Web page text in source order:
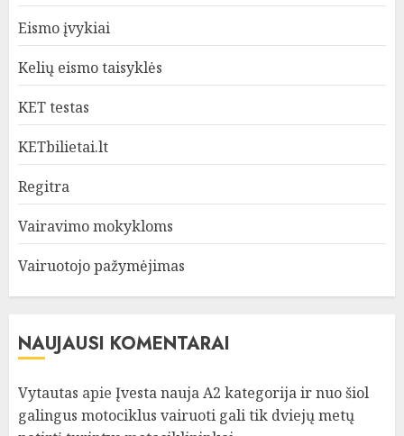
Eismo įvykiai
Kelių eismo taisyklės
KET testas
KETbilietai.lt
Regitra
Vairavimo mokykloms
Vairuotojo pažymėjimas
NAUJAUSI KOMENTARAI
Vytautas apie Įvesta nauja A2 kategorija ir nuo šiol
galingus motociklus vairuoti gali tik dviejų metų